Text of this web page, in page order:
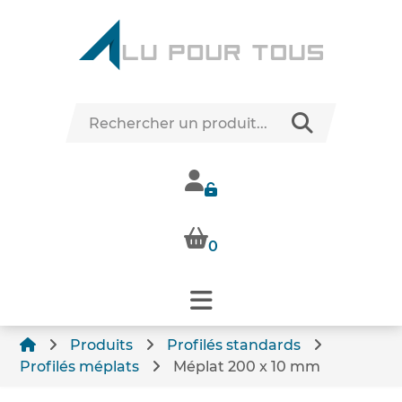
0
Produits
Profilés standards
Profilés méplats
Méplat 200 x 10 mm